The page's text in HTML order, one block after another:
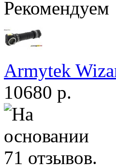
Рекомендуем
Armytek
10680 р.